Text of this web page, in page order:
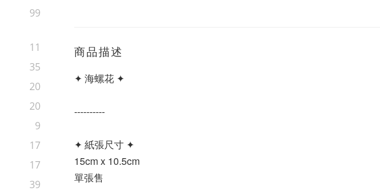
99
11
35
20
20
9
17
17
39
商品描述
✦ 海螺花 ✦
----------
✦ 紙張尺寸 ✦
15cm x 10.5cm
單張售